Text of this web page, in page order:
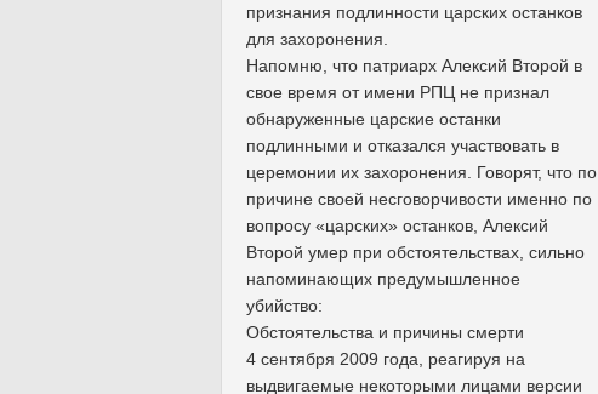
признания подлинности царских останков
для захоронения.
Напомню, что патриарх Алексий Второй в
свое время от имени РПЦ не признал
обнаруженные царские останки
подлинными и отказался участвовать в
церемонии их захоронения. Говорят, что по
причине своей несговорчивости именно по
вопросу «царских» останков, Алексий
Второй умер при обстоятельствах, сильно
напоминающих предумышленное
убийство:
Обстоятельства и причины смерти
4 сентября 2009 года, реагируя на
выдвигаемые некоторыми лицами версии